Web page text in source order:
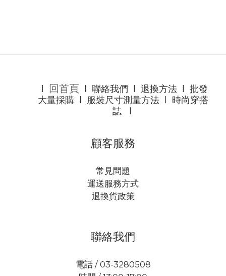
回首頁 聯絡我們 退換方法l 批發
大量採購
服裝尺寸測量方法
時尚穿搭
誌l
顧客服務
常見問題
運送服務方式
退換貨政策
聯絡我們
電話 / 03-3280508